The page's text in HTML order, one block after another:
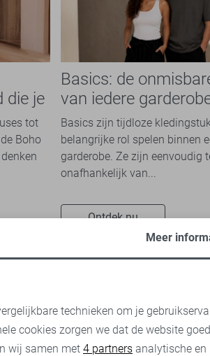
die je
tot
Boho
Basics: de
van iedere
Basics zijn tijdloze
belangrijke rol spelen binnen
garderobe. Ze zijn eenvoudig
onafhankelijk van...
Ontdek nu
Marketing cookies
Meer
technieken om je
cookies zorgen we dat de website goed
wij samen met 4 partners analytische en